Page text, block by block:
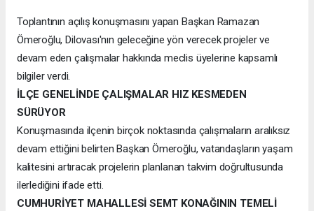
Toplantının açılış konuşmasını yapan Başkan Ramazan
Ömeroğlu, Dilovası'nın geleceğine yön verecek projeler ve
devam eden çalışmalar hakkında meclis üyelerine kapsamlı
bilgiler verdi.
İLÇE GENELİNDE ÇALIŞMALAR HIZ KESMEDEN
SÜRÜYOR
Konuşmasında ilçenin birçok noktasında çalışmaların aralıksız
devam ettiğini belirten Başkan Ömeroğlu, vatandaşların yaşam
kalitesini artıracak projelerin planlanan takvim doğrultusunda
ilerlediğini ifade etti.
CUMHURİYET MAHALLESİ SEMT KONAĞININ TEMELİ